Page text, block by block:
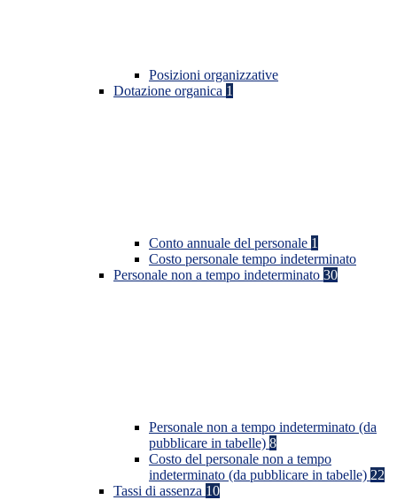
Posizioni organizzative
Dotazione organica 1
Conto annuale del personale 1
Costo personale tempo indeterminato
Personale non a tempo indeterminato 30
Personale non a tempo indeterminato (da
pubblicare in tabelle) 8
Costo del personale non a tempo
indeterminato (da pubblicare in tabelle) 22
Tassi di assenza 10